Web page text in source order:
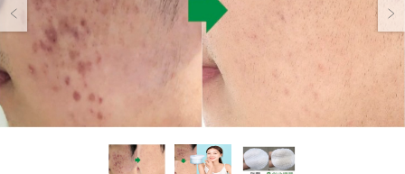
Previous Next